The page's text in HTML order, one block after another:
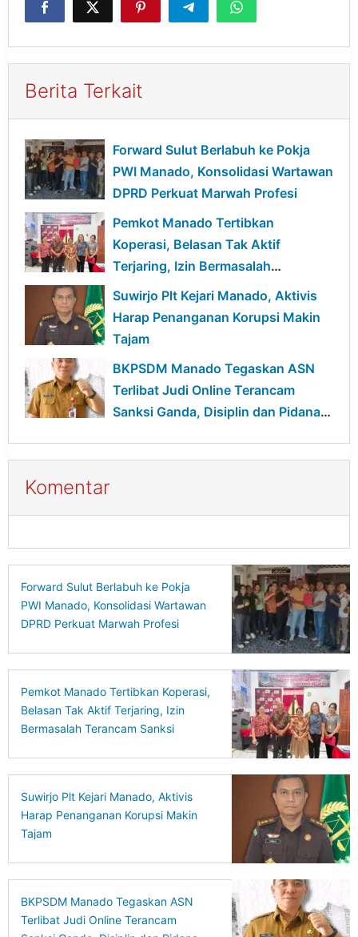
Berita Terkait
Forward Sulut Berlabuh ke Pokja
PWI Manado, Konsolidasi Wartawan
DPRD Perkuat Marwah Profesi
Pemkot Manado Tertibkan
Koperasi, Belasan Tak Aktif
Terjaring, Izin Bermasalah
Terancam Sanksi
Suwirjo Plt Kejari Manado, Aktivis
Harap Penanganan Korupsi Makin
Tajam
BKPSDM Manado Tegaskan ASN
Terlibat Judi Online Terancam
Sanksi Ganda, Disiplin dan Pidana
Komentar
Forward Sulut Berlabuh ke Pokja
PWI Manado, Konsolidasi Wartawan
DPRD Perkuat Marwah Profesi
Pemkot Manado Tertibkan Koperasi,
Belasan Tak Aktif Terjaring, Izin
Bermasalah Terancam Sanksi
Suwirjo Plt Kejari Manado, Aktivis
Harap Penanganan Korupsi Makin
Tajam
BKPSDM Manado Tegaskan ASN
Terlibat Judi Online Terancam